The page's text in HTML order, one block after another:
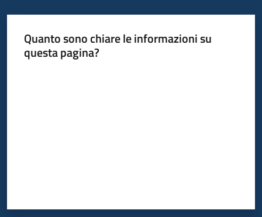
Quanto sono chiare le informazioni su
questa pagina?